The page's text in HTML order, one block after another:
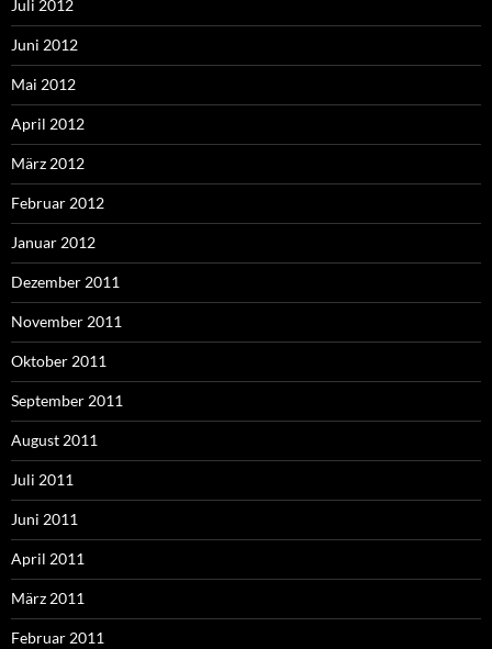
Juli 2012
Juni 2012
Mai 2012
April 2012
März 2012
Februar 2012
Januar 2012
Dezember 2011
November 2011
Oktober 2011
September 2011
August 2011
Juli 2011
Juni 2011
April 2011
März 2011
Februar 2011